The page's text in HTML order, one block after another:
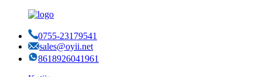
0755-23179541
sales@oyii.net
8618926041961